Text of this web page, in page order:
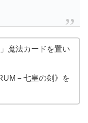
魔法カードを置い
－七皇の剣》を